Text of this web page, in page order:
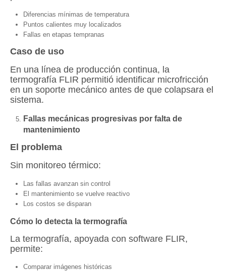
Diferencias mínimas de temperatura
Puntos calientes muy localizados
Fallas en etapas tempranas
Caso de uso
En una línea de producción continua, la
termografía FLIR permitió identificar microfricción
en un soporte mecánico antes de que colapsara el
sistema.
Fallas mecánicas progresivas por falta de
mantenimiento
El problema
Sin monitoreo térmico:
Las fallas avanzan sin control
El mantenimiento se vuelve reactivo
Los costos se disparan
Cómo lo detecta la termografía
La termografía, apoyada con software FLIR,
permite:
Comparar imágenes históricas